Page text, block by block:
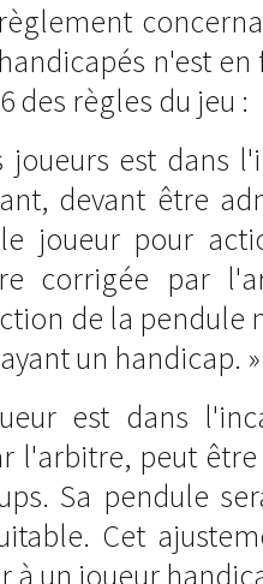
n'est
des règles du jeu :
joueurs est dans
devant être
joueur pour
corrigée par
de la pendule
un handicap. »
est dans
l'arbitre, peut
Sa pendule
Cet
à un joueur